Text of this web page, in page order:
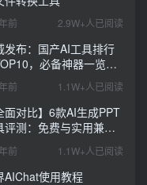
前 2.9W+人已阅读
发布：国产AI工具排行
，必备神器一览无
前 1.1W+人已阅读
面对比】6款AI生成PPT
评测：免费与实用兼
哪款更胜一筹？
前 1.1W+人已阅读
AIChat使用教程